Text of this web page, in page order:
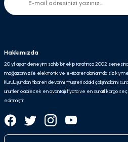
Hakkımızda
20 yılı aşkın deneyim sahibi bir ekip tarafınca 2002
mağazamız ile elektronik ve e-ticaret alanlarında siz
Kuruluşundan itibaren devamlı müşteri odaklı çalışmalarını
ürünleri olabilecek en avantajlı fiyata ve en süratli kargo
edinmiştir.